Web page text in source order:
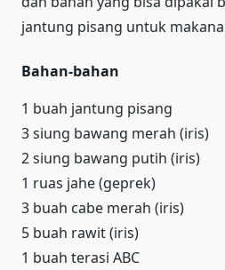
jantung pisang untuk
Bahan-bahan
1 buah jantung pisang
3 siung bawang merah (iris)
2 siung bawang putih (iris)
1 ruas jahe (geprek)
3 buah cabe merah (iris)
5 buah rawit (iris)
1 buah terasi ABC